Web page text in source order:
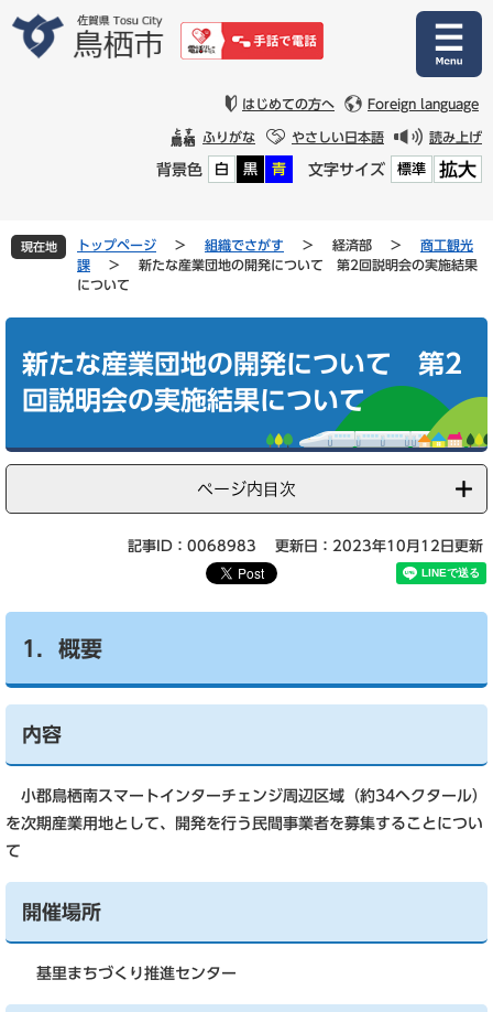
文
はじめての方へ Foreign language
ふりがな やさしい日本語 読み上げ
背景色 白 黒 青 文字サイズ 標準 拡大
現在地 トップページ > 組織でさがす > 経済部 >
商工観光
課
>
新たな産業団地の開発について 第2回説明会の実施結果
について
新たな産業団地の開発について 第2
回説明会の実施結果について
ページ内目次
記事ID：0068983 更新日：2023年10月12日更新
1．概要
内容
小郡鳥栖南スマートインターチェンジ周辺区域（約34ヘクタール）
を次期産業用地として、開発を行う民間事業者を募集することについ
て
開催場所
基里まちづくり推進センター